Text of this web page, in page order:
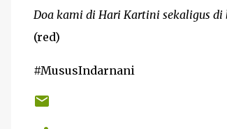
Doa kami di Hari Kartini sekaligus di
(red)
#MususIndarnani